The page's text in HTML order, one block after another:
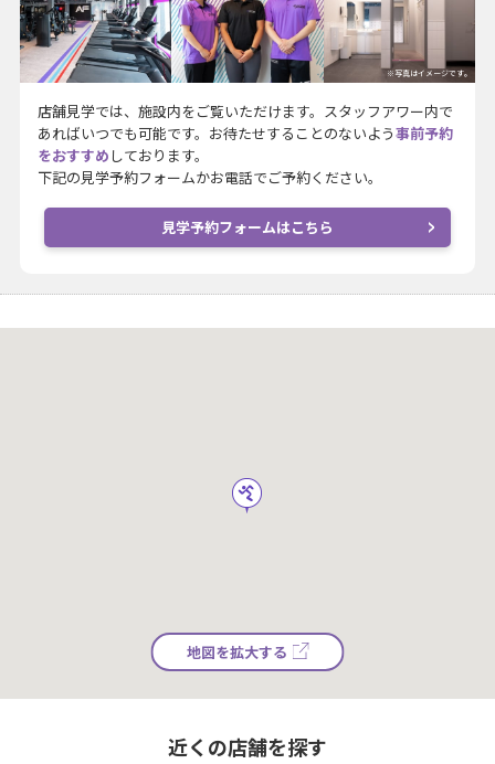
※写真はイメージです。
店舗見学では、施設内をご覧いただけます。スタッフアワー内で
あればいつでも可能です。お待たせすることのないよう事前予約
をおすすめ しております。
下記の見学予約フォームかお電話でご予約ください。
見学予約フォームはこちら
地図を拡大する
近くの店舗を探す